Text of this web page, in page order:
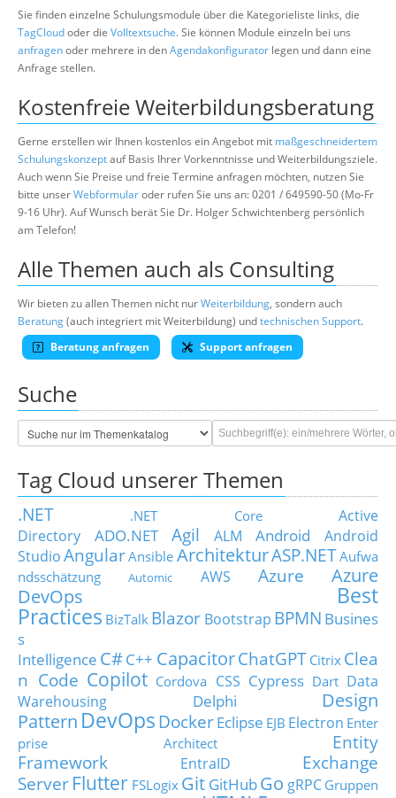
Sie finden einzelne Schulungsmodule über die Kategorieliste links, die
TagCloudoder die Volltextsuche. Sie können Module einzeln bei uns
anfragenoder mehrere in denAgendakonfigurator legen und dann eine
Anfrage stellen.
Kostenfreie Weiterbildungsberatung
Gerne erstellen wir Ihnen kostenlos ein Angebot mit maßgeschneidertem
Schulungskonzeptauf Basis Ihrer Vorkenntnisse und Weiterbildungsziele.
Auch wenn Sie Preise und freie Termine anfragen möchten, nutzen Sie
bitte unserWebformularoder rufen Sie uns an: 0201 / 649590-50 (Mo-Fr
9-16 Uhr). Auf Wunsch berät Sie Dr. Holger Schwichtenberg persönlich
am Telefon!
Alle Themen auch als Consulting
Wir bieten zu allen Themen nicht nurWeiterbildung, sondern auch
Beratung(auch integriert mit Weiterbildung) undtechnischen Support.
Beratung anfragen
Support anfragen
Suche
Tag Cloud unserer Themen
.NET .NET Core
Active
Directory
ADO.NET Agil ALM Android
Android
StudioAngularAnsible ArchitekturASP.NETAufwa
ndsschätzung
Automic AWS Azure
Azure
DevOps
Best
Practices BizTalk Blazor Bootstrap BPMN Busines
s
Intelligence C#C++ CapacitorChatGPT Citrix Clea
n Code Copilot Cordova CSS Cypress Dart Data
Warehousing
Delphi
Design
Pattern DevOps DockerEclipse EJB Electron Enter
prise Architect
Entity
Framework
EntraID
Exchange
Server Flutter FSLogix Git GitHubGo gRPC Gruppen